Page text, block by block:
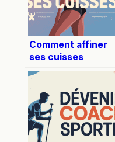
Comment affiner
ses cuisses
durablement et